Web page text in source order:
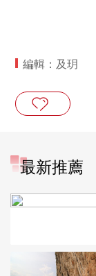
編輯：及玥
最新推薦